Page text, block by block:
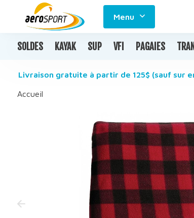
Menu
SOLDES KAYAK SUP VFI PAGAIES
Livraison gratuite à partir de 125$ (sauf sur
Accueil